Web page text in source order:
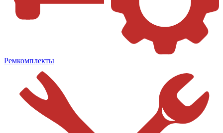
Ремкомплекты